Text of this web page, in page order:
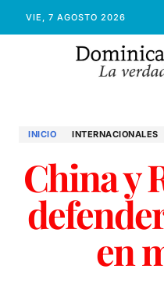
VIE, 7 AGOSTO 2026
INICIO INTERNACIONALES
China y
en